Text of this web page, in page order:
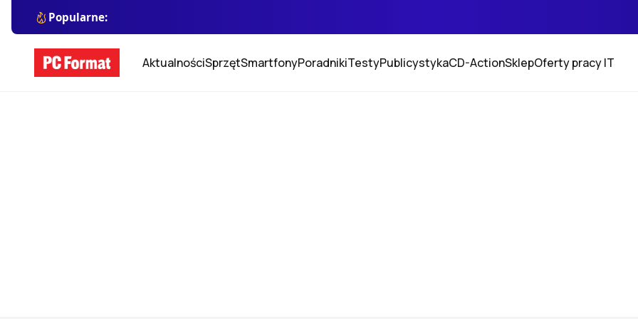
Popularne:
AktualnościSprzętSmartfonyPoradnikiTestyPublicystykaCD-ActionSklepOferty pracy IT